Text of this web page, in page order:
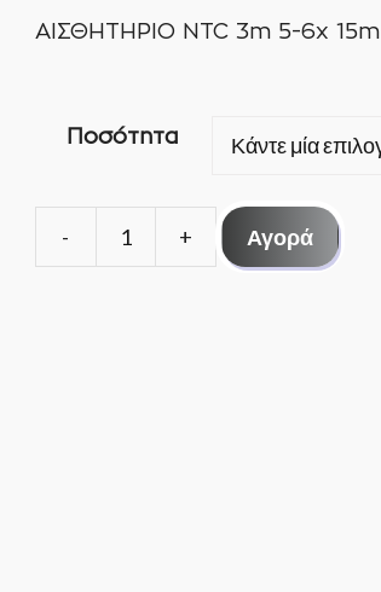
ΑΙΣΘΗΤΗΡΙΟ NTC 3m 5-6x
Ποσότητα
ΑΙΣΘΗΤΗΡΙΟ
Αγορά